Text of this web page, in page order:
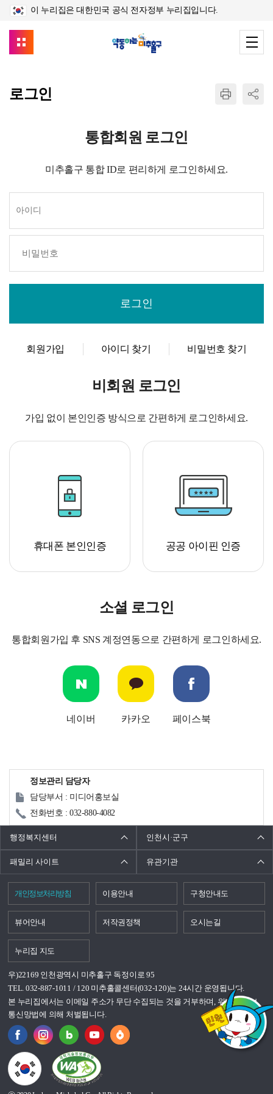
이 누리집은 대한민국 공식 전자정부 누리집입니다.
로그인
통합회원 로그인
미추홀구 통합 ID로 편리하게 로그인하세요.
회원가입 아이디 찾기 비밀번호 찾기
비회원 로그인
가입 없이 본인인증 방식으로 간편하게 로그인하세요.
휴대폰 본인인증 공공 아이핀 인증
소셜 로그인
통합회원가입 후 SNS 계정연동으로 간편하게 로그인하세요.
네이버 카카오 페이스북
정보관리 담당자
담당부서 : 미디어홍보실
전화번호 : 032-880-4082
행정복지센터 인천시·군구
패밀리 사이트 유관기관
개인정보처리방침 이용안내 구청안내도
뷰어안내 저작권정책 오시는길
누리집 지도
우)22169 인천광역시 미추홀구 독정이로 95
TEL. 032-887-1011 / 120 미추홀콜센터(032-120)는 24시간 운영됩니다.
본 누리집에서는 이메일 주소가 무단 수집되는 것을 거부하며, 위반시 정보
통신망법에 의해 처벌됩니다.
국가상징이란?